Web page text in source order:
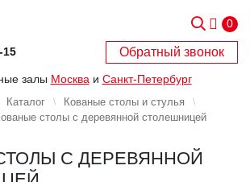
0
15 Обратный звонок
залы Москва и Санкт-Петербург
Каталог
Кованые столы и стулья
столы с деревянной столешницей
С ДЕРЕВЯННОЙ